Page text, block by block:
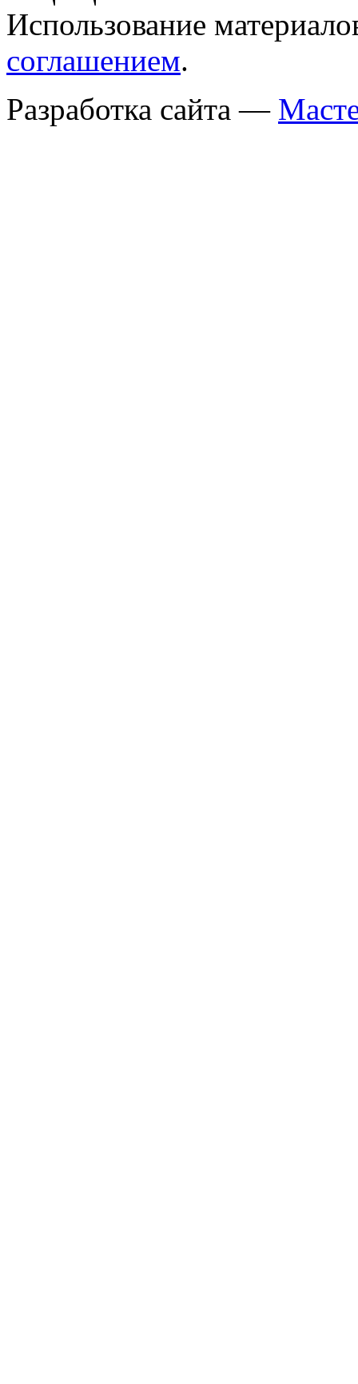
Использование
соглашением.
Разработка сайта —